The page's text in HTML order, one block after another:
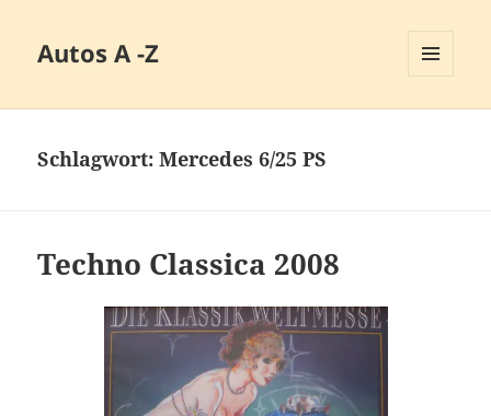
Autos A -Z
Schlagwort:Mercedes 6/25 PS
Techno Classica 2008